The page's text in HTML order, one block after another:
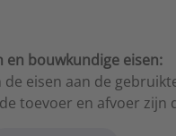
en bouwkundige eisen:
eisen aan de
toevoer en afvoer